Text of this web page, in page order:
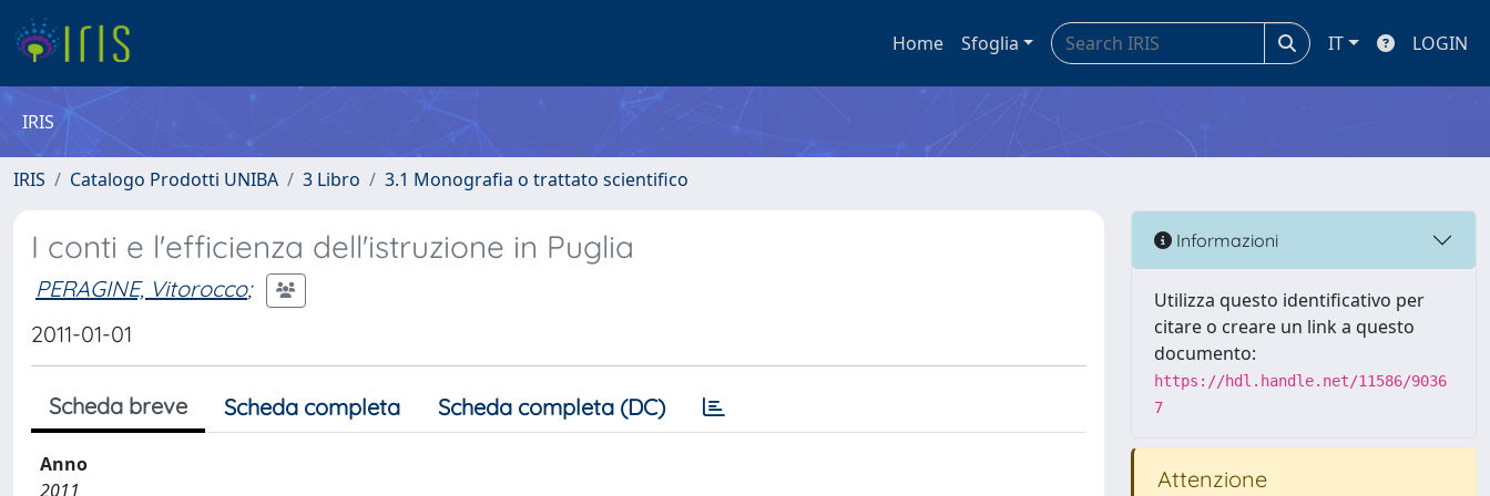
Home Sfoglia IT LOGIN
IRIS
IRIS Catalogo Prodotti UNIBA 3 Libro 3.1 Monografia o trattato scientifico
I conti e l'efficienza dell'istruzione in Puglia
PERAGINE, Vitorocco;
2011-01-01
Scheda breve Scheda completa Scheda completa (DC)
Anno
2011
Informazioni
Utilizza questo identificativo per
citare o creare un link a questo
documento:
https://hdl.handle.net/11586/9036
7
Attenzione